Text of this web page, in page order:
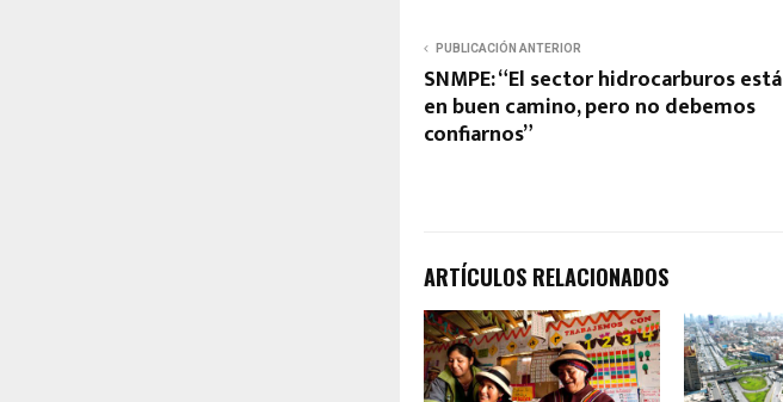
PUBLICACIÓN ANTERIOR
SNMPE: “El sector hidrocarburos está
en buen camino, pero no debemos
confiarnos”
ARTÍCULOS RELACIONADOS